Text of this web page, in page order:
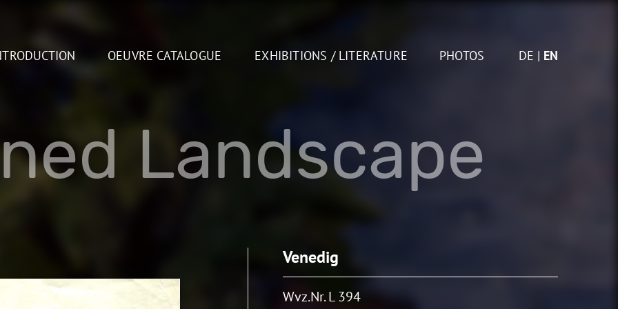
OEUVRE CATALOGUE EXHIBITIONS / LITERATURE PHOTOS DE EN
Landscape
Venedig
Wvz.Nr. L 394